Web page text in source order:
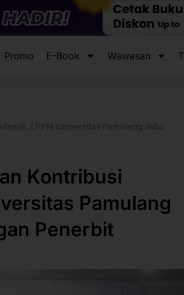
Promo E-Book Wawasan
LPPM Universitas Pamulang Jalin
Kontribusi
Pamulang
Penerbit